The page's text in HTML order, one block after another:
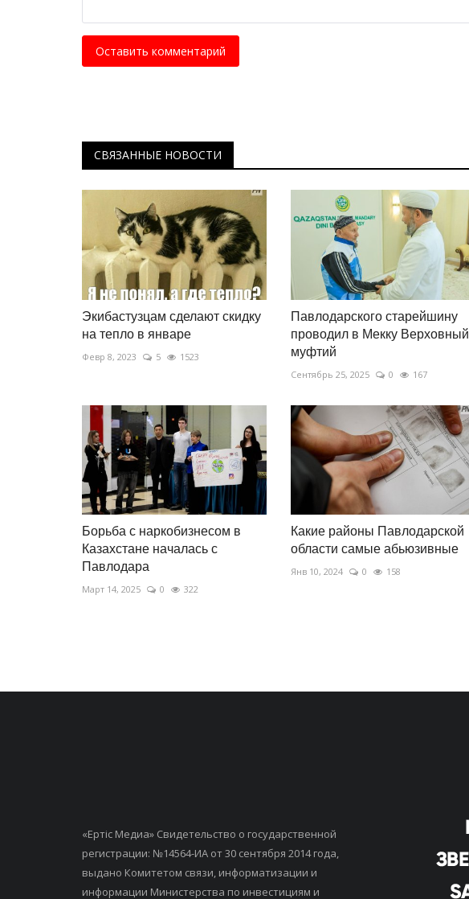
Оставить комментарий
СВЯЗАННЫЕ НОВОСТИ
Экибастузцам сделают скидку
на тепло в январе
Февр 8, 2023 5 1523
Павлодарского старейшину
проводил в Мекку Верховный
муфтий
Сентябрь 25, 2025 0 167
Борьба с наркобизнесом в
Казахстане началась с
Павлодара
Март 14, 2025 0 322
Какие районы Павлодарской
области самые абьюзивные
Янв 10, 2024 0 158
«Ертiс Медиа» Свидетельство о государственной
регистрации: №14564-ИА от 30 сентября 2014 года,
выдано Комитетом связи, информатизации и
информации Министерства по инвестициям и